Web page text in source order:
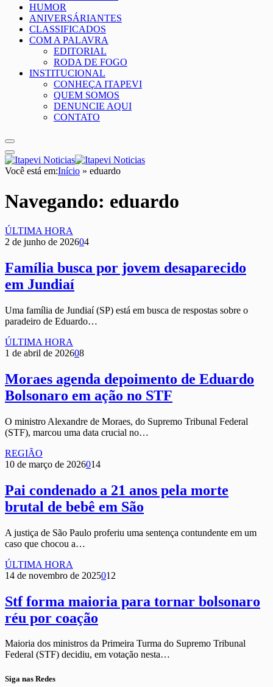
HUMOR
ANIVERSÁRIANTES
CLASSIFICADOS
COM A PALAVRA
EDITORIAL
RODA DE FOGO
INSTITUCIONAL
CONHEÇA ITAPEVI
QUEM SOMOS
DENUNCIE AQUI
CONTATO
Você está em:Início » eduardo
Navegando: eduardo
ÚLTIMA HORA
2 de junho de 202604
Família busca por jovem desaparecido
em Jundiaí
Uma família de Jundiaí (SP) está em busca de respostas sobre o
paradeiro de Eduardo…
ÚLTIMA HORA
1 de abril de 202608
Moraes agenda depoimento de Eduardo
Bolsonaro em ação no STF
O ministro Alexandre de Moraes, do Supremo Tribunal Federal
(STF), marcou uma data crucial no…
REGIÃO
10 de março de 2026014
Pai condenado a 21 anos pela morte
brutal de bebê em São
A justiça de São Paulo proferiu uma sentença contundente em um
caso que chocou a…
ÚLTIMA HORA
14 de novembro de 2025012
Stf forma maioria para tornar bolsonaro
réu por coação
Maioria dos ministros da Primeira Turma do Supremo Tribunal
Federal (STF) decidiu, em votação nesta…
Siga nas Redes